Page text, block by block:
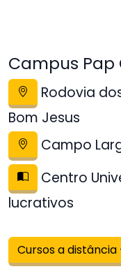
Campus
Rodovia
Bom Jesus
Campo
Centro
lucrativos
Cursos a distância